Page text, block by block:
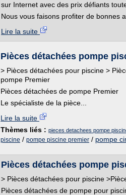
sur Internet avec des prix défiants
Nous vous faisons profiter de bonnes
Lire la suite
Pièces détachées pompe
> Pièces détachées pour piscine >
pompe Premier
Pièces détachées de pompe Premier
Le spécialiste de la pièce...
Lire la suite
Thèmes liés : pieces detachees pompe
piscine / pompe piscine premier / pompe
Pièces détachées pompe
> Pièces détachées pour piscine
Pièces détachées de pompe pour